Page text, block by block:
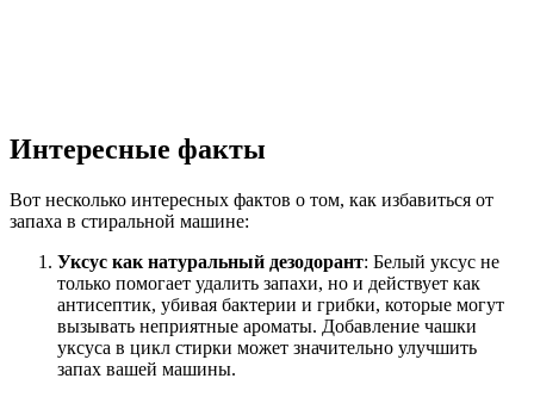
Интересные факты
Вот несколько интересных фактов о том, как избавиться от
запаха в стиральной машине:
Уксус как натуральный дезодорант: Белый уксус не
только помогает удалить запахи, но и действует как
антисептик, убивая бактерии и грибки, которые могут
вызывать неприятные ароматы. Добавление чашки
уксуса в цикл стирки может значительно улучшить
запах вашей машины.